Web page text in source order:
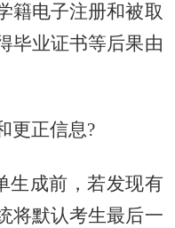
籍电子注册和被取
毕业证书等后果由
更正信息?
生成前，若发现有
将默认考生最后一